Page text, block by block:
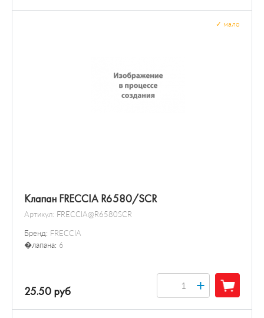
Клапан FRECCIA R6580/SCR
Артикул: FRECCIA@R6580SCR
Бренд: FRECCIA
�лапана: 6
мало
25.50 руб +